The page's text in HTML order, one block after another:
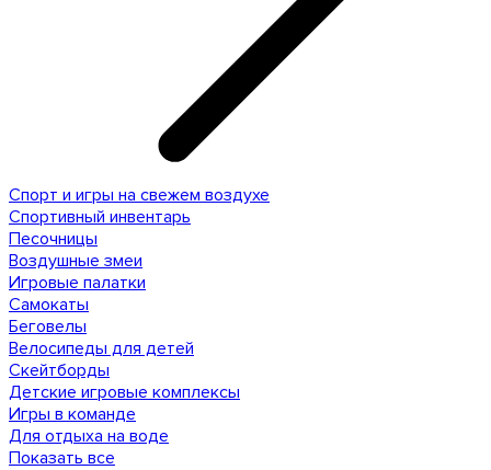
Спорт и игры на свежем воздухе
Спортивный инвентарь
Песочницы
Воздушные змеи
Игровые палатки
Самокаты
Беговелы
Велосипеды для детей
Скейтборды
Детские игровые комплексы
Игры в команде
Для отдыха на воде
Показать все